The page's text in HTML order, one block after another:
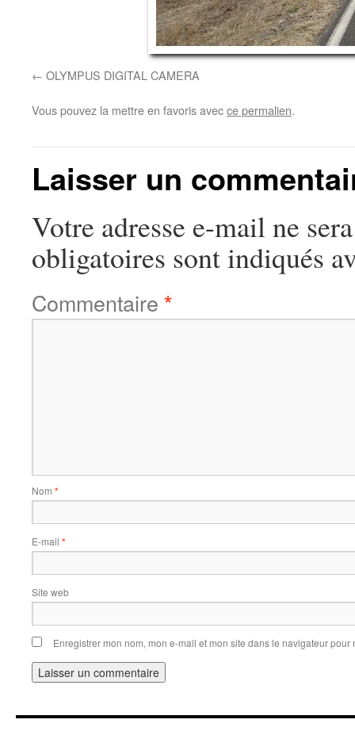
OLYMPUS DIGITAL CAMERA
Vous pouvez la mettre en favoris avecce permalien.
Laisser un
Votre adresse e-mail ne
obligatoires sont indiqués
Commentaire *
Nom *
E-mail *
Site web
Enregistrer mon nom, mon e-mail et mon site dans le navigateur